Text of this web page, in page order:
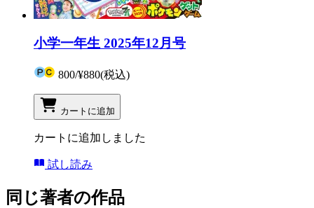
小学一年生 2025年12月号
800/¥880(税込)
カートに追加
カートに追加しました
試し読み
同じ著者の作品